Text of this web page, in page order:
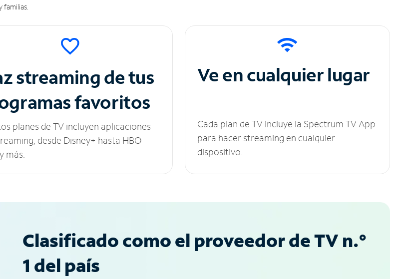
familias.
streaming de tus
favoritos
planes de TV incluyen aplicaciones
desde Disney+ hasta HBO
más.
Ve en cualquier lugar
Cada plan de TV incluye la Spectrum TV App
para hacer streaming en cualquier
dispositivo.
Clasificado como el proveedor de TV n.°
1 del país